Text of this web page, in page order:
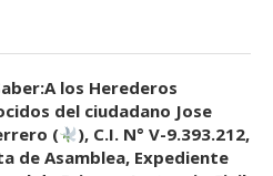
los Herederos
del ciudadano Jose
(
), C.I. N° V-9.393.212,
de Asamblea, Expediente